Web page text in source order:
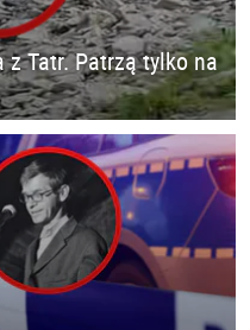
z Tatr. Patrzą tylko na